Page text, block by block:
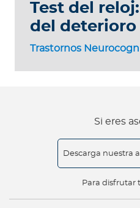
Trastornos
Test del
del
Si eres
Descarga nuestra
Para disfrutar